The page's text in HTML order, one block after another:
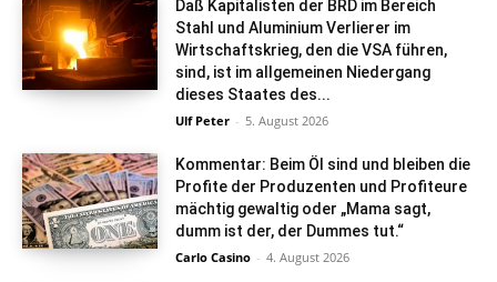
Daß Kapitalisten der BRD im Bereich
Stahl und Aluminium Verlierer im
Wirtschaftskrieg, den die VSA führen,
sind, ist im allgemeinen Niedergang
dieses Staates des...
Ulf Peter - 5. August 2026
Kommentar: Beim Öl sind und bleiben die
Profite der Produzenten und Profiteure
mächtig gewaltig oder „Mama sagt,
dumm ist der, der Dummes tut.“
Carlo Casino - 4. August 2026